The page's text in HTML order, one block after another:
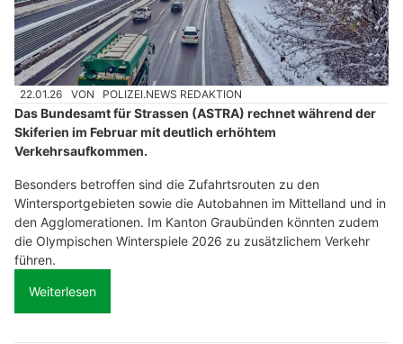
22.01.26 VON POLIZEI.NEWS REDAKTION
Das Bundesamt für Strassen (ASTRA) rechnet während der
Skiferien im Februar mit deutlich erhöhtem
Verkehrsaufkommen.
Besonders betroffen sind die Zufahrtsrouten zu den
Wintersportgebieten sowie die Autobahnen im Mittelland und in
den Agglomerationen. Im Kanton Graubünden könnten zudem
die Olympischen Winterspiele 2026 zu zusätzlichem Verkehr
führen.
Weiterlesen